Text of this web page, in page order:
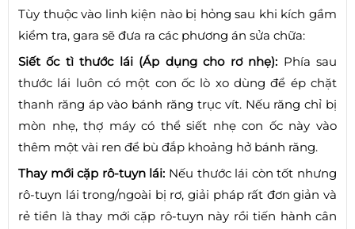
Tùy thuộc vào linh kiện nào bị hỏng sau khi kích gầm
kiểm tra, gara sẽ đưa ra các phương án sửa chữa:
Siết ốc tì thước lái (Áp dụng cho rơ nhẹ): Phía sau
thước lái luôn có một con ốc lò xo dùng để ép chặt
thanh răng áp vào bánh răng trục vít. Nếu răng chỉ bị
mòn nhẹ, thợ máy có thể siết nhẹ con ốc này vào
thêm một vài ren để bù đắp khoảng hở bánh răng.
Thay mới cặp rô-tuyn lái: Nếu thước lái còn tốt nhưng
rô-tuyn lái trong/ngoài bị rơ, giải pháp rất đơn giản và
rẻ tiền là thay mới cặp rô-tuyn này rồi tiến hành cân